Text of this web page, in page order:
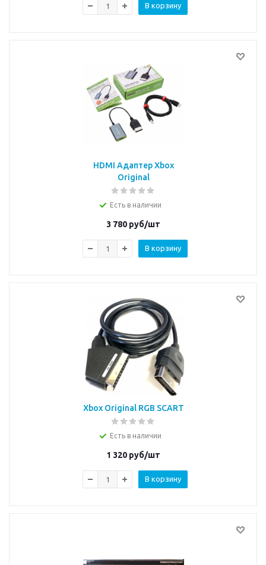
В корзину
HDMI Адаптер Xbox
Original
Есть в наличии
3 780 руб/шт
В корзину
Xbox Original RGB SCART
Есть в наличии
1 320 руб/шт
В корзину